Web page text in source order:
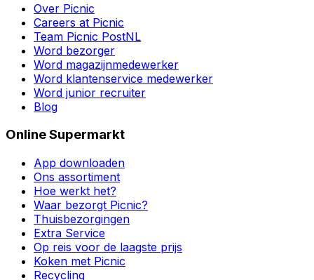
Over Picnic
Careers at Picnic
Team Picnic PostNL
Word bezorger
Word magazijnmedewerker
Word klantenservice medewerker
Word junior recruiter
Blog
Online Supermarkt
App downloaden
Ons assortiment
Hoe werkt het?
Waar bezorgt Picnic?
Thuisbezorgingen
Extra Service
Op reis voor de laagste prijs
Koken met Picnic
Recycling